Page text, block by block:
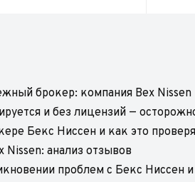
брокер: компания Bex Nissen
и без лицензий —
Бекс Ниссен и как это
анализ отзывов
проблем с Бекс Ниссен